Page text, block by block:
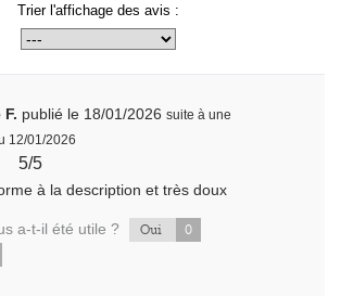
Trier l'affichage des avis :
publié le 18/01/2026 suite à une
12/01/2026
5/5
à la description et très doux
a-t-il été utile ? Oui 0